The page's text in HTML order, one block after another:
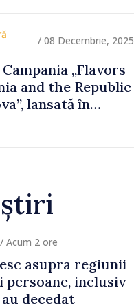
/ 08 Decembrie, 2025
„Flavors
and the Republic
lansată în
/ Acum 45 minute
de Senatul SUA în
viitor ambasador